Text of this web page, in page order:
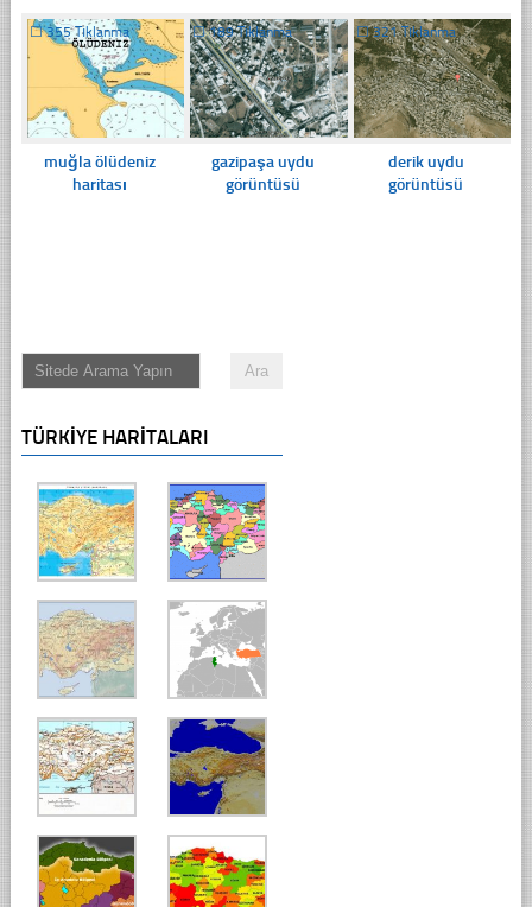
☐355 Tıklanma
muğla ölüdeniz
haritası
☐189 Tıklanma
gazipaşa uydu
görüntüsü
☐321 Tıklanma
derik uydu
görüntüsü
TÜRKIYE HARITALARI